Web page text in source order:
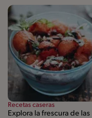
Recetas caseras
Explora la frescura de las